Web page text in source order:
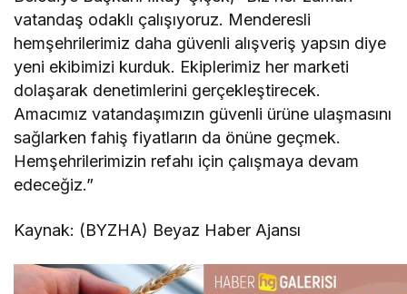
vatandaş odaklı çalışıyoruz. Menderesli
hemşehrilerimiz daha güvenli alışveriş yapsın diye
yeni ekibimizi kurduk. Ekiplerimiz her marketi
dolaşarak denetimlerini gerçekleştirecek.
Amacımız vatandaşımızın güvenli ürüne ulaşmasını
sağlarken fahiş fiyatların da önüne geçmek.
Hemşehrilerimizin refahı için çalışmaya devam
edeceğiz.”
Kaynak: (BYZHA) Beyaz Haber Ajansı